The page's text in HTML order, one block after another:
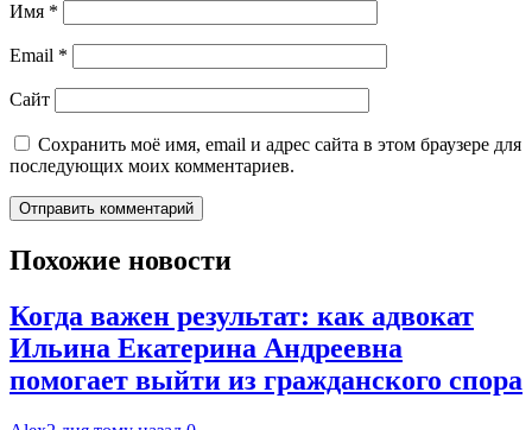
Имя *
Email *
Сайт
Сохранить моё имя, email и адрес сайта в этом браузере для
последующих моих комментариев.
Похожие новости
Когда важен результат: как адвокат
Ильина Екатерина Андреевна
помогает выйти из гражданского спора